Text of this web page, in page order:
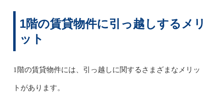
1階の賃貸物件に引っ越しするメリ
ット
1階の賃貸物件には、引っ越しに関するさまざまなメリッ
トがあります。